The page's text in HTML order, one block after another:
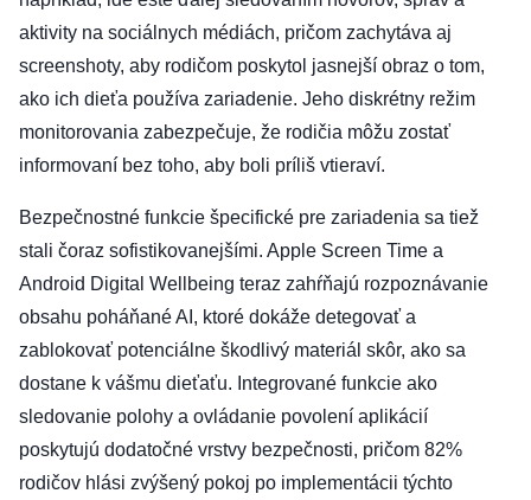
aktivity na sociálnych médiách, pričom zachytáva aj
screenshoty, aby rodičom poskytol jasnejší obraz o tom,
ako ich dieťa používa zariadenie. Jeho diskrétny režim
monitorovania zabezpečuje, že rodičia môžu zostať
informovaní bez toho, aby boli príliš vtieraví.
Bezpečnostné funkcie špecifické pre zariadenia sa tiež
stali čoraz sofistikovanejšími. Apple Screen Time a
Android Digital Wellbeing teraz zahŕňajú rozpoznávanie
obsahu poháňané AI, ktoré dokáže detegovať a
zablokovať potenciálne škodlivý materiál skôr, ako sa
dostane k vášmu dieťaťu. Integrované funkcie ako
sledovanie polohy a ovládanie povolení aplikácií
poskytujú dodatočné vrstvy bezpečnosti, pričom 82%
rodičov hlási zvýšený pokoj po implementácii týchto